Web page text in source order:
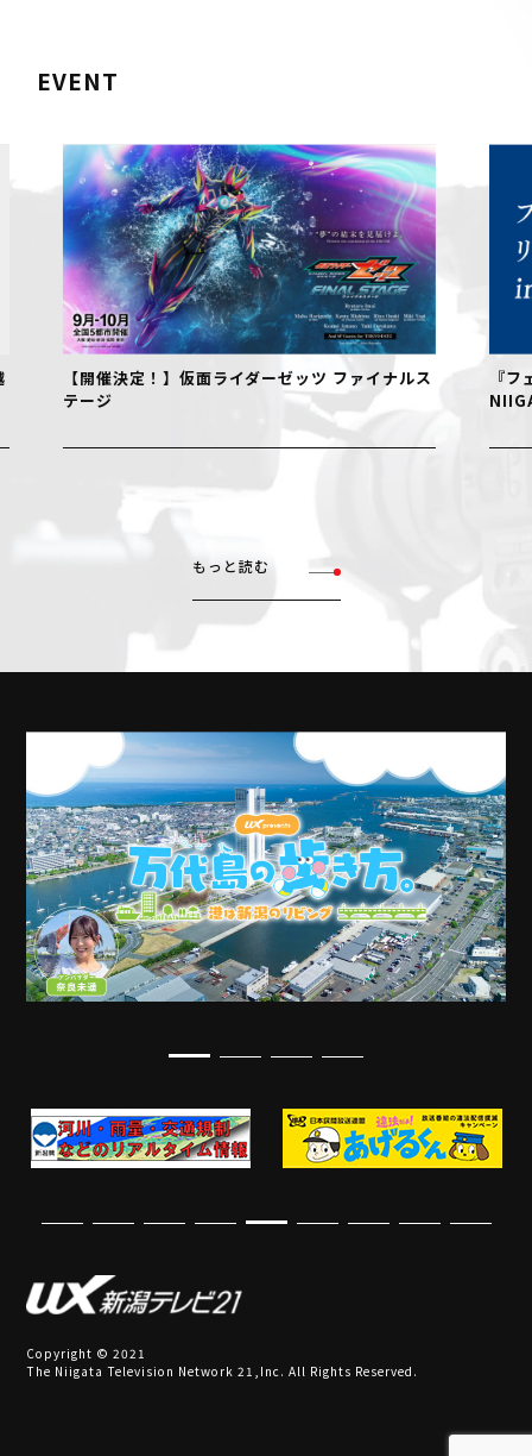
EVENT
【開催決定！】仮面ライダーゼッツ ファイナルス
テージ
『フェ
もっと読む
Copyright © 2021
The Niigata Television Network 21,Inc. All Rights Reserved.